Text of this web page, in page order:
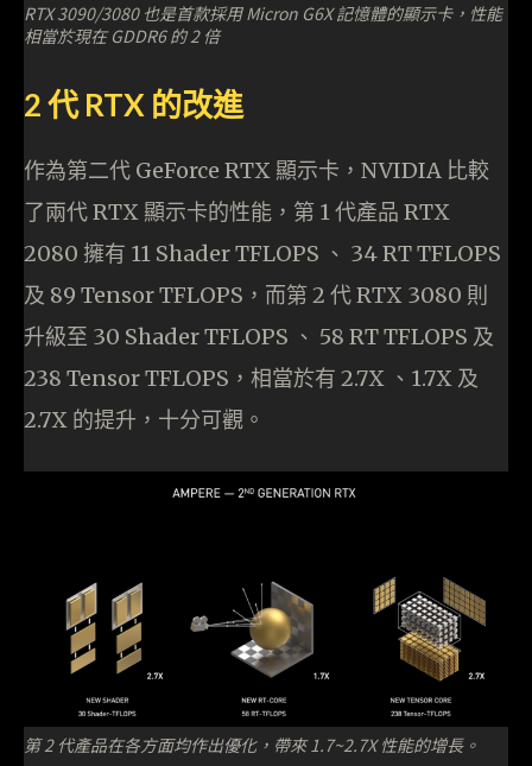
RTX 3090/3080 也是首款採用 Micron G6X 記憶體的顯示卡，性能
相當於現在 GDDR6 的 2 倍
2 代 RTX 的改進
作為第二代 GeForce RTX 顯示卡，NVIDIA 比較
了兩代 RTX 顯示卡的性能，第 1 代產品 RTX
2080 擁有 11 Shader TFLOPS 、 34 RT TFLOPS
及 89 Tensor TFLOPS，而第 2 代 RTX 3080 則
升級至 30 Shader TFLOPS 、 58 RT TFLOPS 及
238 Tensor TFLOPS，相當於有 2.7X 、1.7X 及
2.7X 的提升，十分可觀。
第 2 代產品在各方面均作出優化，帶來 1.7~2.7X 性能的增長。